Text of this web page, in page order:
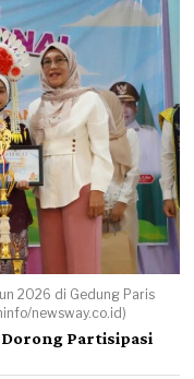
2026 di Gedung Paris
newsway.co.id)
Dorong Partisipasi